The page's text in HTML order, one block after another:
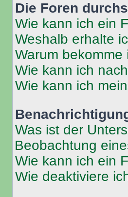
Die Foren
Wie kann ich ein
Weshalb erhalte
Warum
Wie kann ich
Wie kann ich
Was ist der
Beobachtung
Wie kann ich ein
Wie deaktiviere